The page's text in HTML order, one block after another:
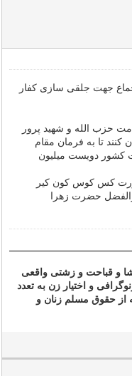
جهت جلقی سازی کفار
حزب الله و شهید پرور
کنند تا به فرمان مقام
جمعیت کشور دویست میلیون
کس کوس کون کیر
حضرت زهرا
و قباحت و زشتی واقعی
و اختیار زن به تعدد
حقوق مسلم زنان و